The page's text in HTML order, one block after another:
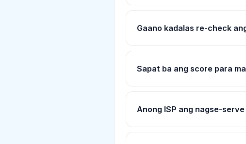
Gaano kadalas re-check
Sapat ba ang score para
Anong ISP ang nagse-